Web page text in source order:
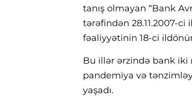
tanış olmayan “Bank
tərəfindən 28.11.2007-
fəaliyyətinin 18-ci
Bu illər ərzində bank iki
pandemiya və
yaşadı.